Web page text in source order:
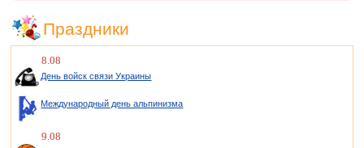
Праздники
8.08
День войск связи Украины
Международный день альпинизма
9.08